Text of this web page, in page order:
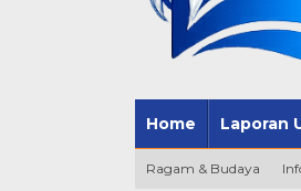
Home Laporan
Ragam & Budaya